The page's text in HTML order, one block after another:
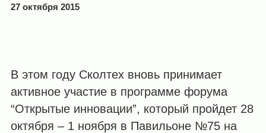
27 октября 2015
В этом году Сколтех вновь принимает
активное участие в программе форума
“Открытые инновации”, который пройдет 28
октября – 1 ноября в Павильоне №75 на